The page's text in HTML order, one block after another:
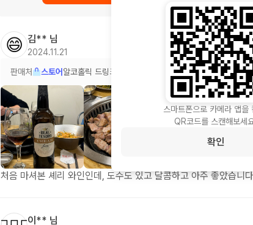
😄 김** 님
2024.11.21
판매처 스토어 알코홀릭 드링크
처음 마셔본 셰리 와인인데, 도수도 있고 달콤하고 아주 좋았습니
이** 님
스마트폰으로 카메라 앱을
QR코드를 스캔해보세
확인